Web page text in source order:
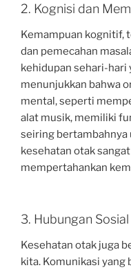
2. Kognisi dan
Kemampuan kognitif,
dan pemecahan
kehidupan sehari-hari
menunjukkan bahwa
mental, seperti
alat musik, memiliki
seiring bertambahnya
kesehatan otak
mempertahankan
3. Hubungan Sosial
Kesehatan otak juga
kita. Komunikasi yang